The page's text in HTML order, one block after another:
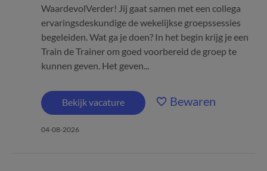
WaardevolVerder! Jij gaat samen met een collega
ervaringsdeskundige de wekelijkse groepssessies
begeleiden. Wat ga je doen? In het begin krijg je een
Train de Trainer om goed voorbereid de groep te
kunnen geven. Het geven...
Bekijk vacature Bewaren
04-08-2026